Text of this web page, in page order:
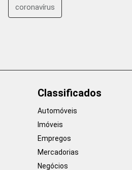
coronavírus
Classificados
Automóveis
Imóveis
Empregos
Mercadorias
Negócios